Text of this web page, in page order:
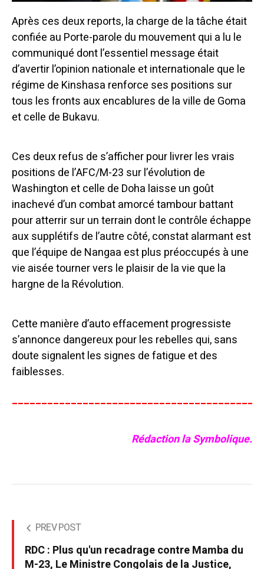
Après ces deux reports, la charge de la tâche était
confiée au Porte-parole du mouvement qui a lu le
communiqué dont l’essentiel message était
d’avertir l’opinion nationale et internationale que le
régime de Kinshasa renforce ses positions sur
tous les fronts aux encablures de la ville de Goma
et celle de Bukavu.
Ces deux refus de s’afficher pour livrer les vrais
positions de l’AFC/M-23 sur l’évolution de
Washington et celle de Doha laisse un goût
inachevé d’un combat amorcé tambour battant
pour atterrir sur un terrain dont le contrôle échappe
aux supplétifs de l’autre côté, constat alarmant est
que l’équipe de Nangaa est plus préoccupés à une
vie aisée tourner vers le plaisir de la vie que la
hargne de la Révolution.
Cette manière d’auto effacement progressiste
s’annonce dangereux pour les rebelles qui, sans
doute signalent les signes de fatigue et des
faiblesses.
Rédaction la Symbolique.
PREV POST
RDC : Plus qu'un recadrage contre Mamba du
M-23, Le Ministre Congolais de la Justice,